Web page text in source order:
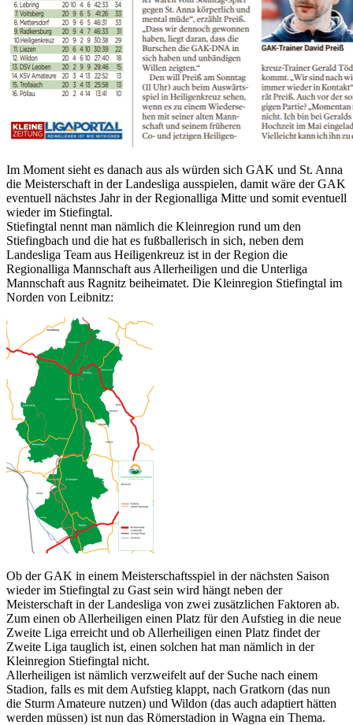
Im Moment sieht es danach aus als würden sich GAK und St. Anna
die Meisterschaft in der Landesliga ausspielen, damit wäre der GAK
eventuell nächstes Jahr in der Regionalliga Mitte und somit eventuell
wieder im Stiefingtal.
Stiefingtal nennt man nämlich die Kleinregion rund um den
Stiefingbach und die hat es fußballerisch in sich, neben dem
Landesliga Team aus Heiligenkreuz ist in der Region die
Regionalliga Mannschaft aus Allerheiligen und die Unterliga
Mannschaft aus Ragnitz beiheimatet. Die Kleinregion Stiefingtal im
Norden von Leibnitz:
Ob der GAK in einem Meisterschaftsspiel in der nächsten Saison
wieder im Stiefingtal zu Gast sein wird hängt neben der
Meisterschaft in der Landesliga von zwei zusätzlichen Faktoren ab.
Zum einen ob Allerheiligen einen Platz für den Aufstieg in die neue
Zweite Liga erreicht und ob Allerheiligen einen Platz findet der
Zweite Liga tauglich ist, einen solchen hat man nämlich in der
Kleinregion Stiefingtal nicht.
Allerheiligen ist nämlich verzweifelt auf der Suche nach einem
Stadion, falls es mit dem Aufstieg klappt, nach Gratkorn (das nun
die Sturm Amateure nutzen) und Wildon (das auch adaptiert hätten
werden müssen) ist nun das Römerstadion in Wagna ein Thema.